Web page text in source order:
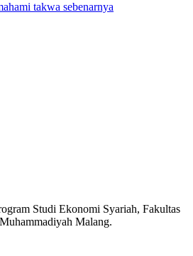
takwa sebenarnya
Studi Ekonomi Syariah, Fakultas
Malang.